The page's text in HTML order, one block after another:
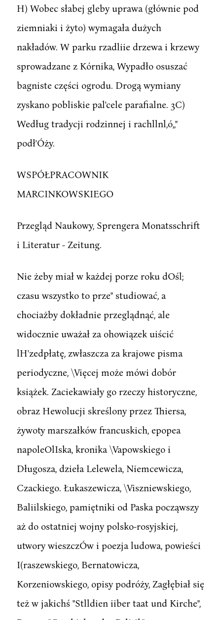
H) Wobec słabej gleby uprawa (głównie pod
ziemniaki i żyto) wymagała dużych
nakładów. W parku rzadliie drzewa i krzewy
sprowadzane z Kórnika, Wypadło osuszać
bagniste części ogrodu. Drogą wymiany
zyskano pobliskie pal'cele parafialne. 3C)
Według tradycji rodzinnej i rachllnl,ó,,"
podł'Óży.
WSPÓŁPRACOWNIK
MARCINKOWSKIEGO
Przegląd Naukowy, Sprengera Monatsschrift
i Literatur - Zeitung.
Nie żeby miał w każdej porze roku dOśl;
czasu wszystko to prze" studiować, a
chociażby dokładnie przeglądnąć, ale
widocznie uważał za ohowiązek uiścić
lH'zedpłatę, zwłaszcza za krajowe pisma
periodyczne, \Vięcej może mówi dobór
książek. Zaciekawiały go rzeczy historyczne,
obraz Hewolucji skreślony przez Thiersa,
żywoty marszałków francuskich, epopea
napoleOlIska, kronika \Vapowskiego i
Długosza, dzieła Lelewela, Niemcewicza,
Czackiego. Łukaszewicza, \Viszniewskiego,
Baliilskiego, pamiętniki od Paska począwszy
aż do ostatniej wojny polsko-rosyjskiej,
utwory wieszczÓw i poezja ludowa, powieści
I(raszewskiego, Bernatowicza,
Korzeniowskiego, opisy podróży, Zagłębiał się
też w jakichś "Stlldien iiber taat und Kirche",